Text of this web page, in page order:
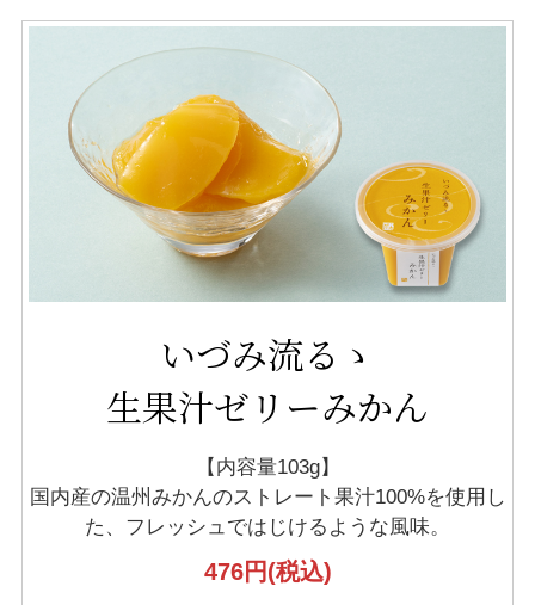
いづみ流るゝ
生果汁ゼリーみかん
【内容量103g】
国内産の温州みかんのストレート果汁100%を使用し
た、フレッシュではじけるような風味。
476円(税込)